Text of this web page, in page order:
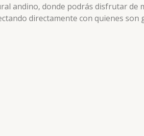
andino, donde podrás disfrutar de
directamente con quienes son